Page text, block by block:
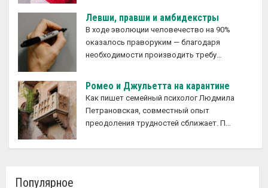
Левши, правши и амбидекстры
В ходе эволюции человечество на 90%
оказалось праворуким — благодаря
необходимости производить требу…
Ромео и Джульетта на карантине
Как пишет семейный психолог Людмила
Петрановская, совместный опыт
преодоления трудностей сближает. П…
Популярное